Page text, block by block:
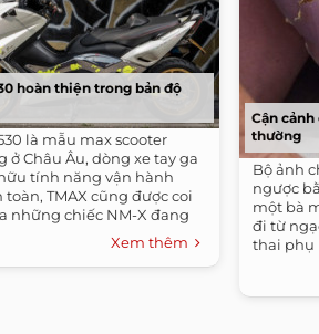
hoàn thiện trong bản độ
là mẫu max scooter
ở Châu Âu, dòng xe tay ga
tính năng vận hành
TMAX cũng được coi
những chiếc NM-X đang
Xem thêm
Cận
thường
Bộ ảnh
ngược
một bà
đi từ
thai phụ